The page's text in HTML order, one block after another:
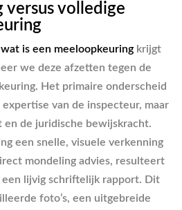
versus volledige
wat is een meeloopkeuring krijgt
we deze afzetten tegen de
Het primaire onderscheid
van de inspecteur, maar
en de juridische bewijskracht.
een snelle, visuele verkenning
mondeling advies, resulteert
lijvig schriftelijk rapport. Dit
foto’s, een uitgebreide